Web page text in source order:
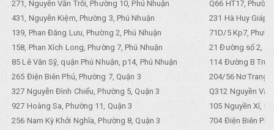
271, Nguyễn Văn Trỗi, Phường 10, Phú Nhuận
Q66 HT17,
431, Nguyễn Kiệm, Phường 3, Phú Nhuận
231 Hà Huy Giáp,
139, Phan Đăng Lưu, Phường 2, Phú Nhuận
71D/5 Kp7,
158, Phan Xích Long, Phường 7, Phú Nhuận
21 Đường số 2,
85 Lê Văn Sỹ, quận Phú Nhuận, p14, Phú Nhuận
114 Đường B
265 Điện Biên Phủ, Phường 7, Quận 3
204/56 Nơ Trang
327 Nguyễn Đình Chiểu, Phường 5, Quận 3
Q312 Nguyền
927 Hoàng Sa, Phường 11, Quận 3
105 Nguyền Xí,
256 Nam Kỳ Khởi Nghĩa, Phường 8, Quận 3
704 Điện Biên